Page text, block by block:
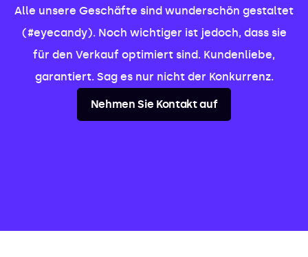
Alle unsere Geschäfte sind wunderschön gestaltet
(#eyecandy). Noch wichtiger ist jedoch, dass sie
für den Verkauf optimiert sind. Kundenliebe,
garantiert. Sag es nur nicht der Konkurrenz.
Nehmen Sie Kontakt auf